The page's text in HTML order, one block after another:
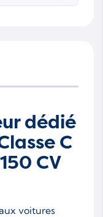
dédié
C
CV
voitures